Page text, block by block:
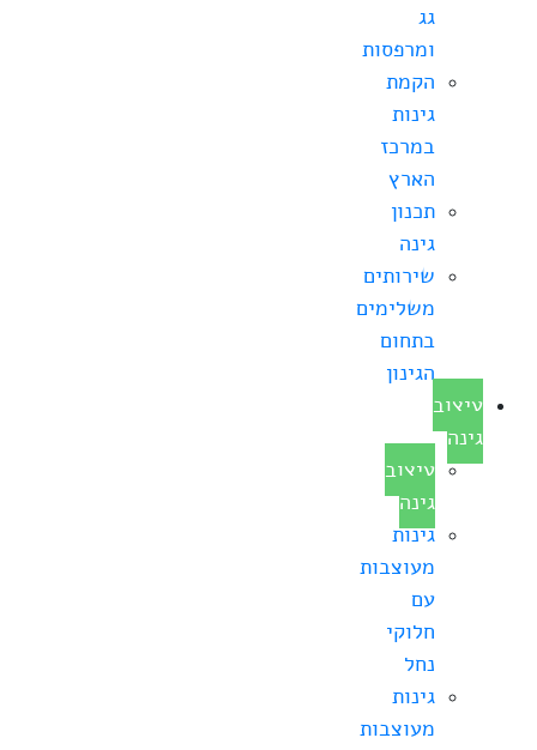
גג
ומרפסות
הקמת
גינות
במרכז
הארץ
תכנון
גינה
שירותים
משלימים
בתחום
הגינון
עיצוב
גינה
עיצוב
גינה
גינות
מעוצבות
עם
חלוקי
נחל
גינות
מעוצבות